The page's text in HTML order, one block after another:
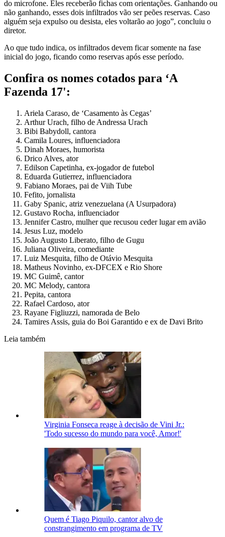
do microfone. Eles receberão fichas com orientações. Ganhando ou
não ganhando, esses dois infiltrados vão ser peões reservas. Caso
alguém seja expulso ou desista, eles voltarão ao jogo”, concluiu o
diretor.
Ao que tudo indica, os infiltrados devem ficar somente na fase
inicial do jogo, ficando como reservas após esse período.
Confira os nomes cotados para ‘A
Fazenda 17':
Ariela Caraso, de ‘Casamento às Cegas’
Arthur Urach, filho de Andressa Urach
Bibi Babydoll, cantora
Camila Loures, influenciadora
Dinah Moraes, humorista
Drico Alves, ator
Edilson Capetinha, ex-jogador de futebol
Eduarda Gutierrez, influenciadora
Fabiano Moraes, pai de Viih Tube
Fefito, jornalista
Gaby Spanic, atriz venezuelana (A Usurpadora)
Gustavo Rocha, influenciador
Jennifer Castro, mulher que recusou ceder lugar em avião
Jesus Luz, modelo
João Augusto Liberato, filho de Gugu
Juliana Oliveira, comediante
Luiz Mesquita, filho de Otávio Mesquita
Matheus Novinho, ex-DFCEX e Rio Shore
MC Guimê, cantor
MC Melody, cantora
Pepita, cantora
Rafael Cardoso, ator
Rayane Figliuzzi, namorada de Belo
Tamires Assis, guia do Boi Garantido e ex de Davi Brito
Leia também
Virginia Fonseca reage à decisão de Vini Jr.:
'Todo sucesso do mundo para você, Amor!'
Quem é Tiago Piquilo, cantor alvo de
constrangimento em programa de TV